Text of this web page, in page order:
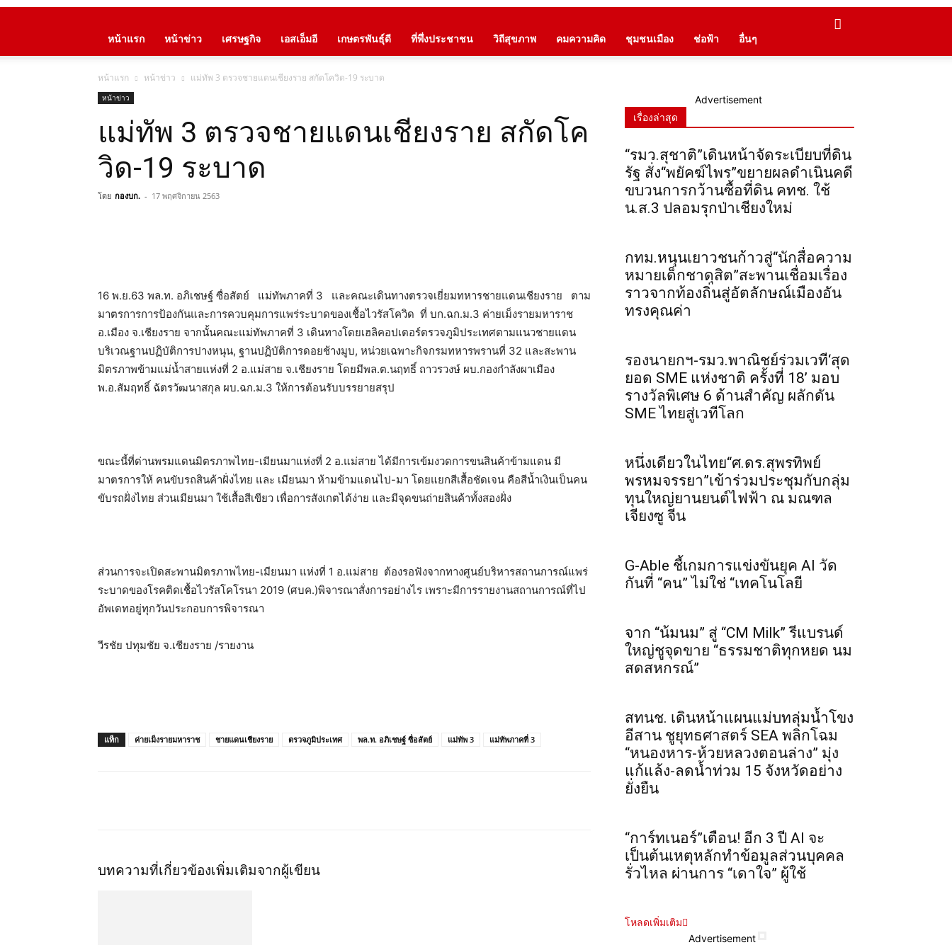
หน้าแรก หน้าข่าว เศรษฐกิจ เอสเอ็มอี เกษตรพันธุ์ดี ที่พึ่งประชาชน วิถีสุขภาพ คมความคิด ชุมชนเมือง ช่อฟ้า อื่นๆ
หน้าแรก หน้าข่าว แม่ทัพ 3 ตรวจชายแดนเชียงราย สกัดโควิด-19 ระบาด
หน้าข่าว
แม่ทัพ 3 ตรวจชายแดนเชียงราย สกัดโค
วิด-19 ระบาด
โดย กองบก. - 17 พฤศจิกายน 2563
16 พ.ย.63 พล.ท. อภิเชษฐ์ ซื่อสัตย์​ แม่ทัพภาคที่ 3​ และคณะเดินทางตรวจเยี่ยมทหารชายแดน​เชียงราย​ ตาม
มาตรการการป้องกันและการควบคุมการแพร่ระบาดของเชื้อไวรัสโควิด ที่​ บก.ฉก.ม.3​ ค่ายเม็งรายมหาราช
อ.เมือง จ.เชียงราย จากนั้นคณะแม่ทัพภาคที่ 3 เดินทางโดยเฮลิคอปเตอร์ตรวจภูมิประเทศตามแนวชายแดน
บริเวณฐานปฏิบัติการปางหนุน, ฐานปฏิบัติการดอยช้างมูบ, หน่วยเฉพาะกิจกรมทหารพรานที่ 32 และสะพาน
มิตรภาพข้ามแม่น้ำสายแห่งที่ 2 อ.แม่สาย จ.เชียงราย โดยมีพล.ต.นฤทธิ์ ถาวรวงษ์ ผบ.กองกำลังผาเมือง
พ.อ.สัมฤทธิ์ ฉัตรวัฒนาสกุล ผบ.ฉก.ม.3​ ให้การต้อนรับบรรยายสรุป
ขณะนี้ที่ด่านพรมแดนมิตรภาพไทย-เมียนมาแห่งที่ 2 อ.แม่สาย ได้มีการเข้มงวดการขนสินค้าข้ามแดน มี
มาตรการให้ คนขับรถสินค้าฝั่งไทย และ เมียนมา ห้ามข้ามแดนไป-มา โดยแยกสีเสื้อชัดเจน คือสีน้ำเงินเป็นคน
ขับรถฝั่งไทย ส่วนเมียนมา ใช้เสื้อสีเขียว เพื่อการสังเกตได้ง่าย และมีจุดขนถ่ายสินค้าทั้งสองฝั่ง
ส่วนการจะเปิดสะพานมิตรภาพไทย-เมียนมา แห่งที่ 1 อ.แม่สาย ต้องรอฟังจากทางศูนย์บริ​หารสถานการณ์แพร่
ระบาดของโรคติดเชื้อไวรัสโคโรนา 2019 (ศบค.)พิจารณาสั่งการอย่างไร เพราะมีการรายงานสถานการณ์ที่ไป
อัพเดทอยู่ทุกวันประกอบการพิจารณา
วีรชัย ปทุมชัย จ.เชียงราย /รายงาน
แท็ก ค่ายเม็งรายมหาราช ชายแดนเชียงราย ตรวจภูมิประเทศ พล.ท. อภิเชษฐ์ ซื่อสัตย์​ แม่ทัพ 3 แม่ทัพภาคที่ 3
บทความที่เกี่ยวข้องเพิ่มเติมจากผู้เขียน
Advertisement
เรื่องล่าสุด
“รมว.สุชาติ”เดินหน้าจัดระเบียบที่ดิน
รัฐ สั่ง“พยัคฆ์ไพร”ขยายผลดำเนินคดี
ขบวนการกว้านซื้อที่ดิน คทช. ใช้
น.ส.3 ปลอมรุกป่าเชียงใหม่
กทม.หนุนเยาวชนก้าวสู่“นักสื่อความ
หมายเด็กชาดุสิต”สะพานเชื่อมเรื่อง
ราวจากท้องถิ่นสู่อัตลักษณ์เมืองอัน
ทรงคุณค่า
รองนายกฯ-รมว.พาณิชย์ร่วมเวที‘สุด
ยอด SME แห่งชาติ ครั้งที่ 18’ มอบ
รางวัลพิเศษ 6 ด้านสำคัญ ผลักดัน
SME ไทยสู่เวทีโลก
หนึ่งเดียวในไทย“ศ.ดร.สุพรทิพย์
พรหมจรรยา”เข้าร่วมประชุมกับกลุ่ม
ทุนใหญ่ยานยนต์ไฟฟ้า ณ มณฑล
เจียงซู จีน
G-Able ชี้เกมการแข่งขันยุค AI วัด
กันที่ “คน” ไม่ใช่ “เทคโนโลยี
จาก “น้มนม” สู่ “CM Milk” รีแบรนด์
ใหญ่ชูจุดขาย “ธรรมชาติทุกหยด นม
สดสหกรณ์”
สทนช. เดินหน้าแผนแม่บทลุ่มน้ำโขง
อีสาน ชูยุทธศาสตร์ SEA พลิกโฉม
“หนองหาร-ห้วยหลวงตอนล่าง” มุ่ง
แก้แล้ง-ลดน้ำท่วม 15 จังหวัดอย่าง
ยั่งยืน
“การ์ทเนอร์”เตือน! อีก 3 ปี AI จะ
เป็นต้นเหตุหลักทำข้อมูลส่วนบุคคล
รั่วไหล ผ่านการ “เดาใจ” ผู้ใช้
โหลดเพิ่มเติม
Advertisement